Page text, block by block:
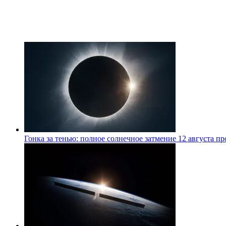
Гонка за тенью: полное солнечное затмение 12 августа